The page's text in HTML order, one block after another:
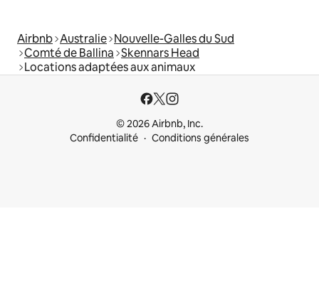
Airbnb Australie Nouvelle-Galles du Sud
Comté de Ballina Skennars Head
Locations adaptées aux animaux
© 2026 Airbnb, Inc.
Confidentialité
Conditions générales